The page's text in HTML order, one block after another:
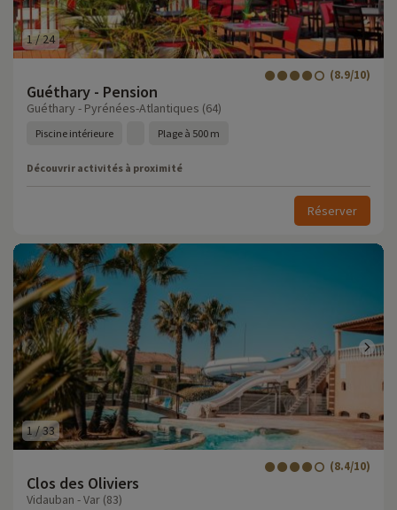
1/24
Guéthary - Pension
(8.9/10)
Guéthary - Pyrénées-Atlantiques (64)
Piscine intérieure Plage à 500 m
Découvrir activités à proximité
Réserver
1/33
Clos des Oliviers
(8.4/10)
Vidauban - Var (83)